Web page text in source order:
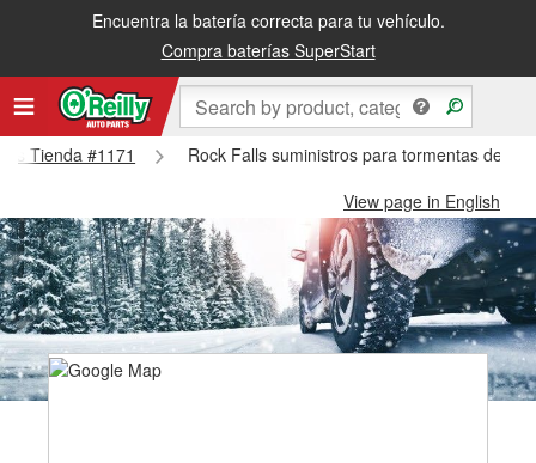
Encuentra la batería correcta para tu vehículo.
Compra baterías SuperStart
Tienda #1171
Rock Falls suministros para tormentas de
View page in English